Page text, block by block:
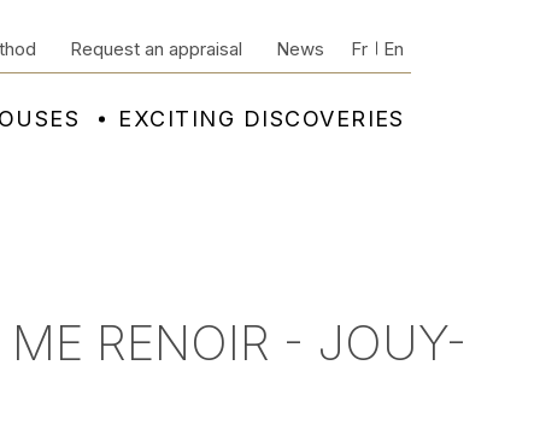
EXCITING DISCOVERIES
Request an appraisal News Fr En
RENOIR - JOUY-